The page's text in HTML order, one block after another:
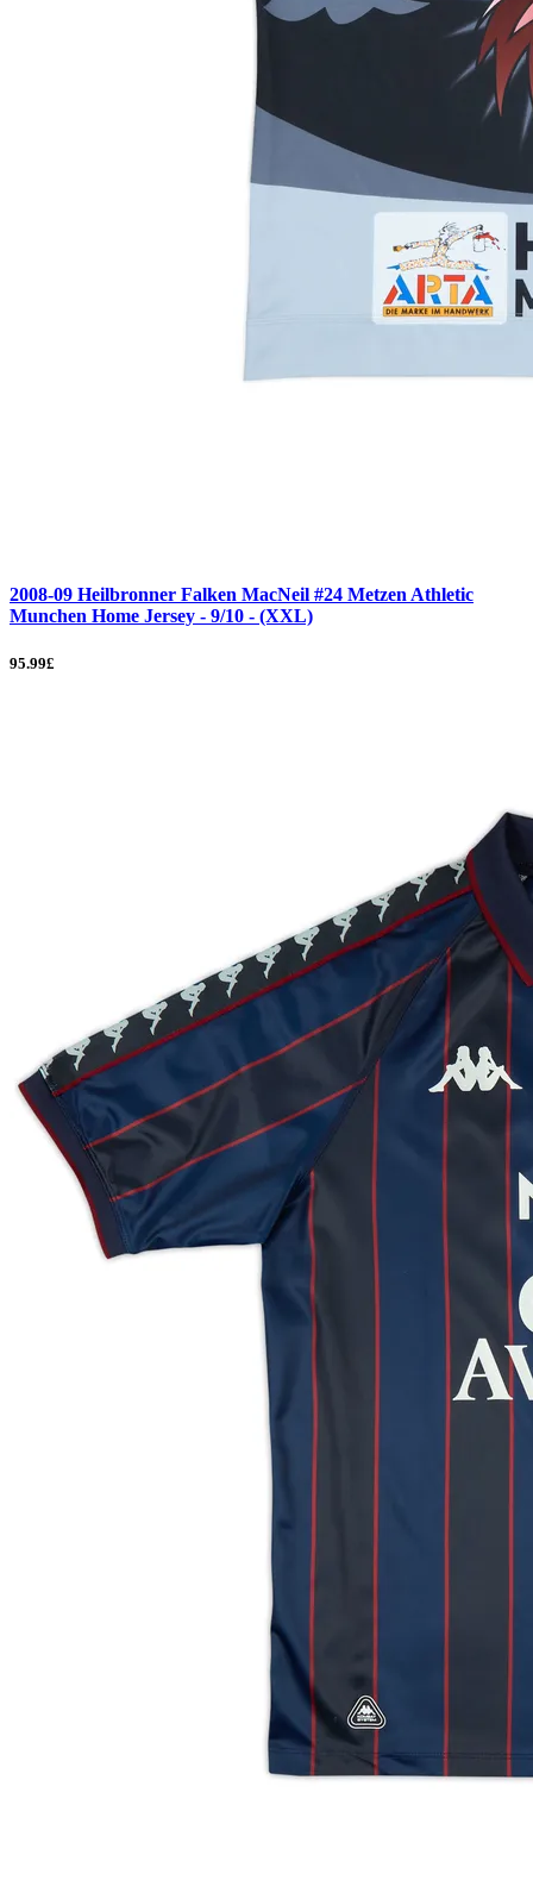
2008-09 Heilbronner Falken MacNeil #24 Metzen Athletic
Munchen Home Jersey - 9/10 - (XXL)
95.99£